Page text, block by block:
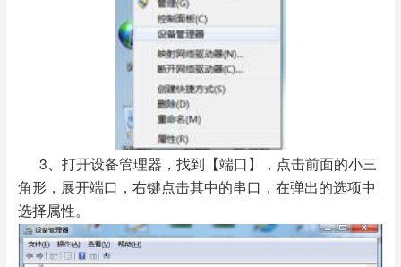
3、打开设备管理器，找到【端口】，点击前面的小三
角形，展开端口，右键点击其中的串口，在弹出的选项中
选择属性。